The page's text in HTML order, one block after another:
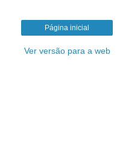
Página inicial
Ver versão para a web